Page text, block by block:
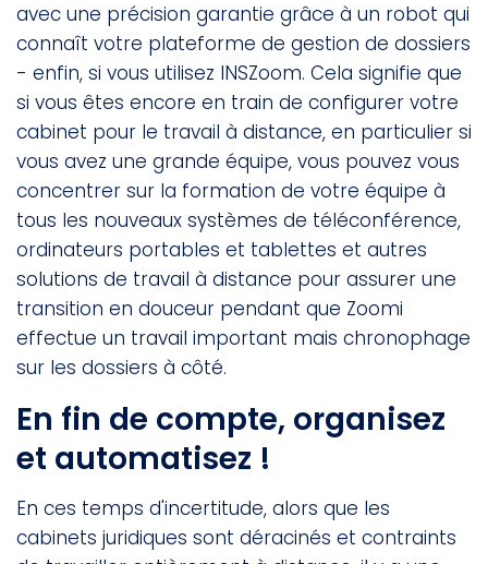
avec une précision garantie grâce à un robot qui
connaît votre plateforme de gestion de dossiers
- enfin, si vous utilisez INSZoom. Cela signifie que
si vous êtes encore en train de configurer votre
cabinet pour le travail à distance, en particulier si
vous avez une grande équipe, vous pouvez vous
concentrer sur la formation de votre équipe à
tous les nouveaux systèmes de téléconférence,
ordinateurs portables et tablettes et autres
solutions de travail à distance pour assurer une
transition en douceur pendant que Zoomi
effectue un travail important mais chronophage
sur les dossiers à côté.
En fin de compte, organisez
et automatisez !
En ces temps d'incertitude, alors que les
cabinets juridiques sont déracinés et contraints